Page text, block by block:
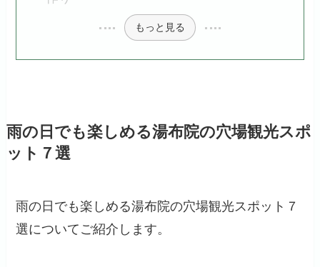
もっと見る
雨の日でも楽しめる湯布院の穴場観光スポ
ット７選
雨の日でも楽しめる湯布院の穴場観光スポット７
選についてご紹介します。